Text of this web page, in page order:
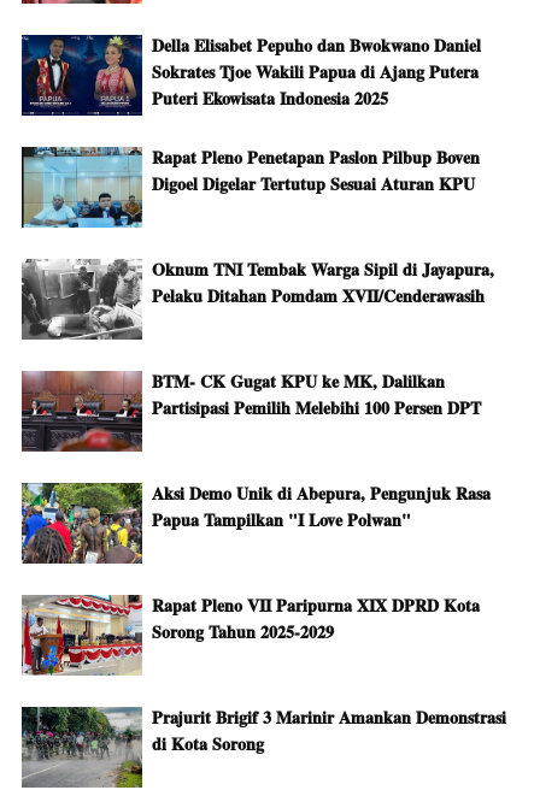
Della Elisabet Pepuho dan Bwokwano Daniel
Sokrates Tjoe Wakili Papua di Ajang Putera
Puteri Ekowisata Indonesia 2025
Rapat Pleno Penetapan Paslon Pilbup Boven
Digoel Digelar Tertutup Sesuai Aturan KPU
Oknum TNI Tembak Warga Sipil di Jayapura,
Pelaku Ditahan Pomdam XVII/Cenderawasih
BTM- CK Gugat KPU ke MK, Dalilkan
Partisipasi Pemilih Melebihi 100 Persen DPT
Aksi Demo Unik di Abepura, Pengunjuk Rasa
Papua Tampilkan "I Love Polwan"
Rapat Pleno VII Paripurna XIX DPRD Kota
Sorong Tahun 2025-2029
Prajurit Brigif 3 Marinir Amankan Demonstrasi
di Kota Sorong